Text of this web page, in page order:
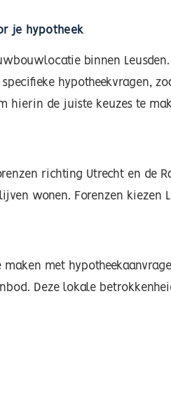
je hypotheek
binnen
hypotheekvragen,
hierin de juiste keuzes te
richting Utrecht en de
wonen. Forenzen kiezen
met
Deze lokale